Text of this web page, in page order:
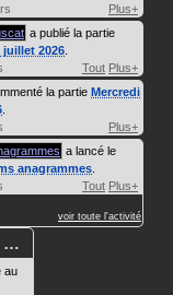
Plus+
a publié la partie
juillet 2026
Tout Plus+
la partie Mercredi
Plus+
a lancé le
anagrammes
Tout Plus+
voir toute l'activité
…
au